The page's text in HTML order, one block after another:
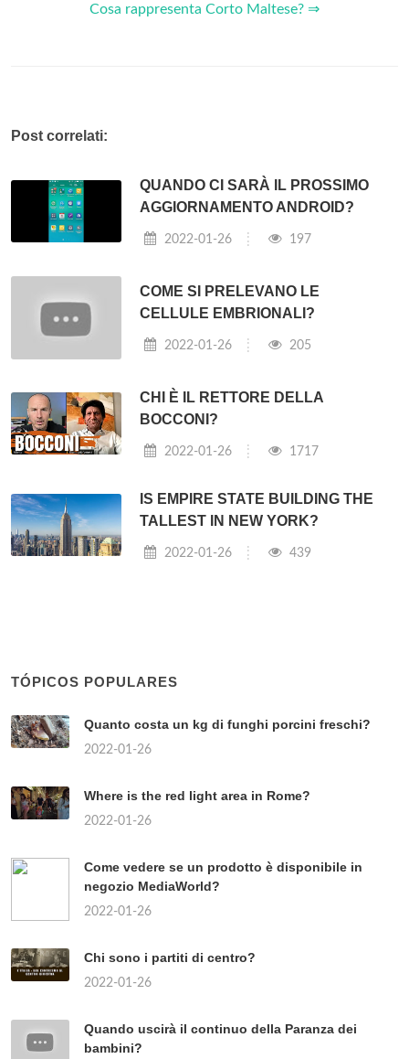
Cosa rappresenta Corto Maltese? ⇒
Post correlati:
QUANDO CI SARÀ IL PROSSIMO
AGGIORNAMENTO ANDROID?
2022-01-26 197
COME SI PRELEVANO LE
CELLULE EMBRIONALI?
2022-01-26 205
CHI È IL RETTORE DELLA
BOCCONI?
2022-01-26 1717
IS EMPIRE STATE BUILDING THE
TALLEST IN NEW YORK?
2022-01-26 439
TÓPICOS POPULARES
Quanto costa un kg di funghi porcini freschi?
2022-01-26
Where is the red light area in Rome?
2022-01-26
Come vedere se un prodotto è disponibile in
negozio MediaWorld?
2022-01-26
Chi sono i partiti di centro?
2022-01-26
Quando uscirà il continuo della Paranza dei
bambini?